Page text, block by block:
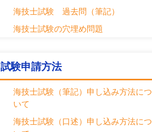
海技士試験 過去問（筆記）
海技士試験の穴埋め問題
試験申請方法
海技士試験（筆記）申し込み方法につ
いて
海技士試験（口述）申し込み方法につ